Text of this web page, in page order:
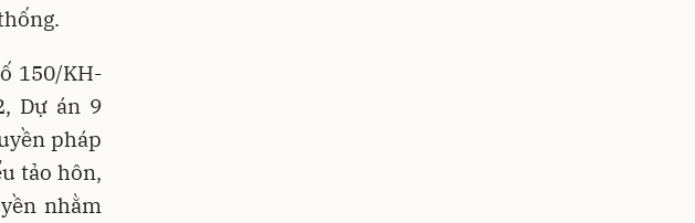
150/KH-
Dự án 9
pháp
tảo hôn,
nhằm